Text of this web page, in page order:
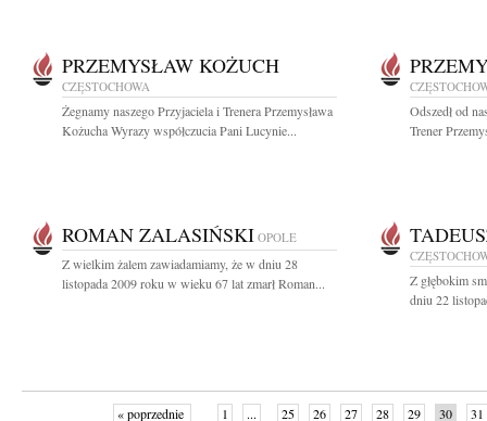
PRZEMYSŁAW KOŻUCH
CZĘSTOCHOWA
Żegnamy naszego Przyjaciela i Trenera Przemysława
Kożucha Wyrazy współczucia Pani Lucynie...
Odszedł od
Trener
ROMAN ZALASIŃSKI OPOLE
Z wielkim żalem zawiadamiamy, że w dniu 28
listopada 2009 roku w wieku 67 lat zmarł Roman...
Z głębokim
dniu 22
« poprzednie 1 ... 25 26 27 28 29 30 31